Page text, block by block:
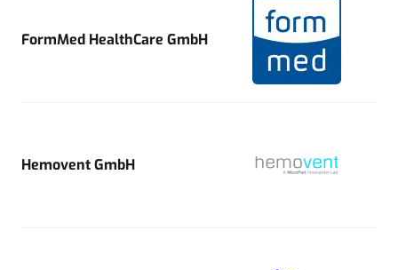
FormMed HealthCare GmbH
Hemovent GmbH